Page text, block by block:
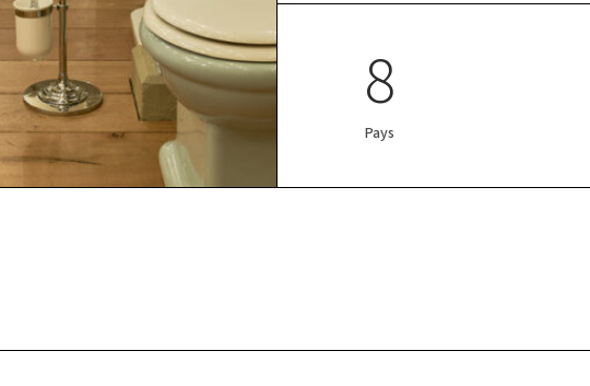
8
Pays